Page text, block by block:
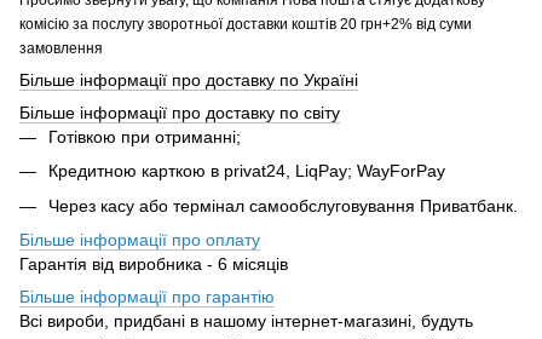
комісію за послугу зворотньої доставки коштів 20 грн+2% від суми
замовлення
Більше інформації про доставку по Україні
Більше інформації про доставку по світу
Готівкою при отриманні;
Кредитною карткою в privat24, LiqPay; WayForPay
Через касу або термінал самообслуговування Приватбанк.
Більше інформації про оплату
Гарантія від виробника - 6 місяців
Більше інформації про гарантію
Всі вироби, придбані в нашому інтернет-магазині, будуть